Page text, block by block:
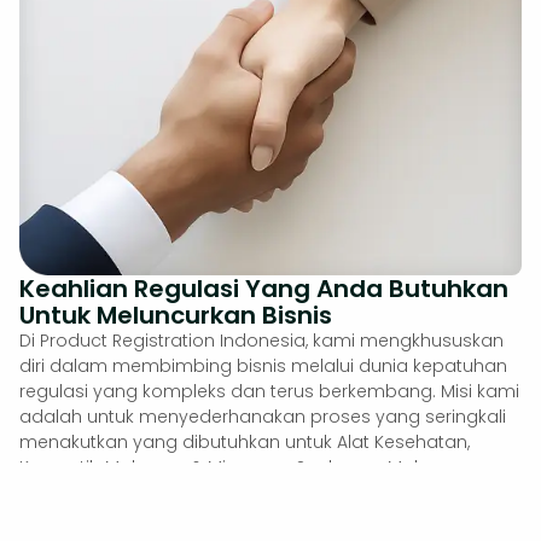
Keahlian Regulasi Yang Anda Butuhkan
Untuk Meluncurkan Bisnis
Di Product Registration Indonesia, kami mengkhususkan
diri dalam membimbing bisnis melalui dunia kepatuhan
regulasi yang kompleks dan terus berkembang. Misi kami
adalah untuk menyederhanakan proses yang seringkali
menakutkan yang dibutuhkan untuk Alat Kesehatan,
Kosmetik, Makanan & Minuman, Suplemen Makanan,